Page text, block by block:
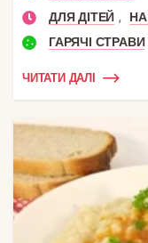
ДЛЯ ДІТЕЙ ,
ГАРЯЧІ СТРАВИ
ЧИТАТИ ДАЛІ